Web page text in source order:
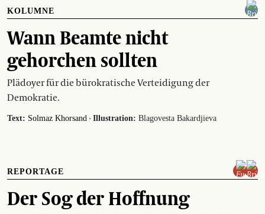
KOLUMNE
Wann Beamte nicht
gehorchen sollten
Plädoyer für die bürokratische Verteidigung der
Demokratie.
Text: Solmaz Khorsand · Illustration: Blagovesta Bakardjieva
REPORTAGE
Der Sog der Hoffnung